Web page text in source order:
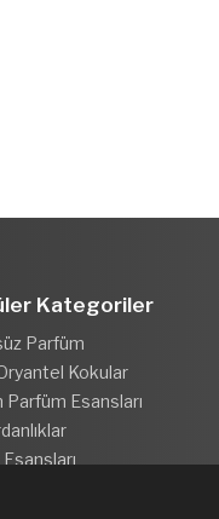
Kategoriler
Parfüm
Kokular
Parfüm Esansları